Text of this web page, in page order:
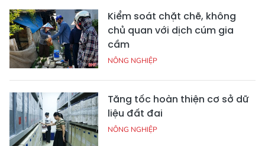
Kiểm soát chặt chẽ, không
chủ quan với dịch cúm gia
cầm
NÔNG NGHIỆP
Tăng tốc hoàn thiện cơ sở dữ
liệu đất đai
NÔNG NGHIỆP